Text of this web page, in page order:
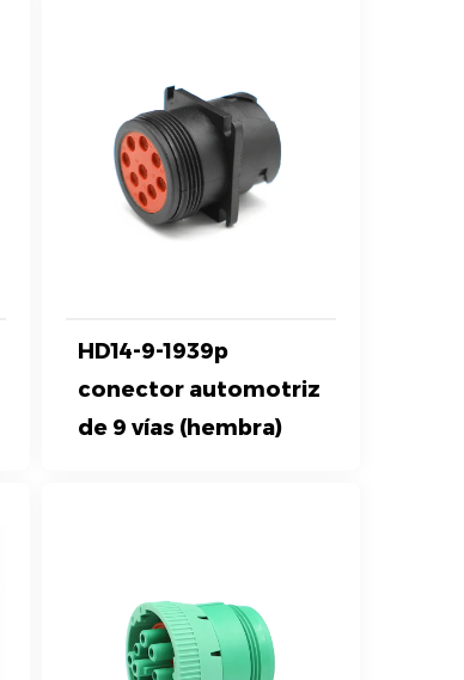
HD14-9-1939p
conector automotriz
de 9 vías (hembra)